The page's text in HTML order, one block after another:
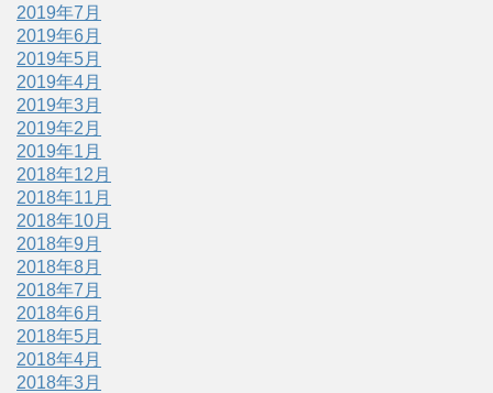
2019年7月
2019年6月
2019年5月
2019年4月
2019年3月
2019年2月
2019年1月
2018年12月
2018年11月
2018年10月
2018年9月
2018年8月
2018年7月
2018年6月
2018年5月
2018年4月
2018年3月